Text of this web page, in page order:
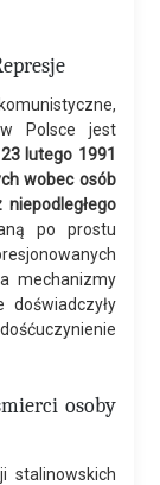
Polsce jest
lutego 1991
wobec osób
po prostu
mechanizmy
osoby
stalinowskich